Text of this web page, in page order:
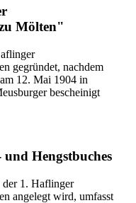
Mölten"
gegründet, nachdem
12. Mai 1904 in
bescheinigt
Hengstbuches
der 1. Haflinger
angelegt wird, umfasst